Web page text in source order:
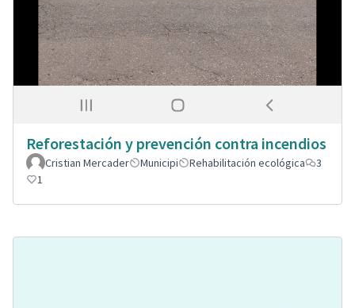
Reforestación y prevención contra incendios
Cristian Mercader Municipi Rehabilitación ecológica
3
1